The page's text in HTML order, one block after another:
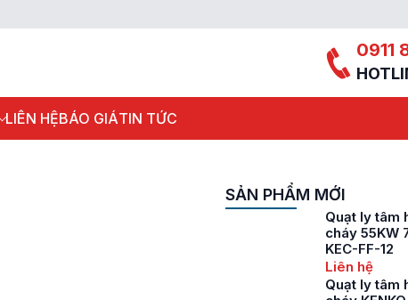
0911
LIÊN HỆBÁO GIÁTIN TỨC
SẢN PHẨM MỚI
Quạt ly tâm
cháy 55KW
KEC-FF-12
Liên hệ
Quạt ly tâm